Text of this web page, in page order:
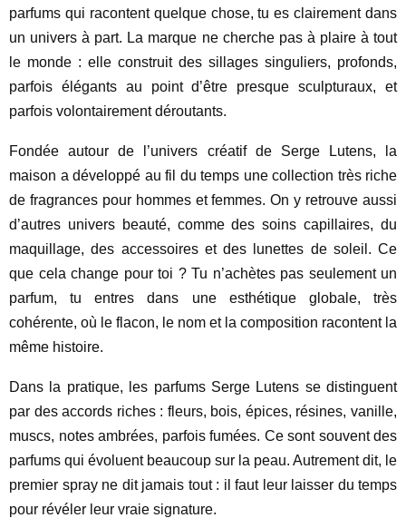
parfums qui racontent quelque chose, tu es clairement dans
un univers à part. La marque ne cherche pas à plaire à tout
le monde : elle construit des sillages singuliers, profonds,
parfois élégants au point d’être presque sculpturaux, et
parfois volontairement déroutants.
Fondée autour de l’univers créatif de Serge Lutens, la
maison a développé au fil du temps une collection très riche
de fragrances pour hommes et femmes. On y retrouve aussi
d’autres univers beauté, comme des soins capillaires, du
maquillage, des accessoires et des lunettes de soleil. Ce
que cela change pour toi ? Tu n’achètes pas seulement un
parfum, tu entres dans une esthétique globale, très
cohérente, où le flacon, le nom et la composition racontent la
même histoire.
Dans la pratique, les parfums Serge Lutens se distinguent
par des accords riches : fleurs, bois, épices, résines, vanille,
muscs, notes ambrées, parfois fumées. Ce sont souvent des
parfums qui évoluent beaucoup sur la peau. Autrement dit, le
premier spray ne dit jamais tout : il faut leur laisser du temps
pour révéler leur vraie signature.